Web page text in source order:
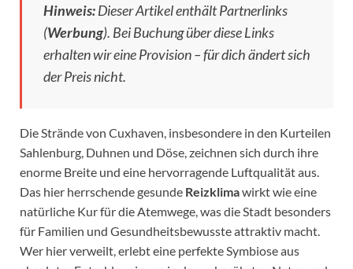
Hinweis:Dieser Artikel enthält Partnerlinks
(Werbung). Bei Buchung über diese Links
erhalten wir eine Provision – für dich ändert sich
der Preis nicht.
Die Strände von Cuxhaven, insbesondere in den Kurteilen
Sahlenburg, Duhnen und Döse, zeichnen sich durch ihre
enorme Breite und eine hervorragende Luftqualität aus.
Das hier herrschende gesunde Reizklimawirkt wie eine
natürliche Kur für die Atemwege, was die Stadt besonders
für Familien und Gesundheitsbewusste attraktiv macht.
Wer hier verweilt, erlebt eine perfekte Symbiose aus